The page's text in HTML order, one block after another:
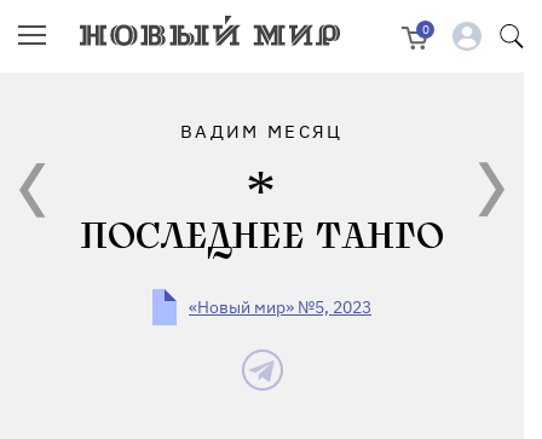
0
ВАДИМ МЕСЯЦ
ПОСЛЕДНЕЕ ТАНГО
«Новый мир» №5, 2023